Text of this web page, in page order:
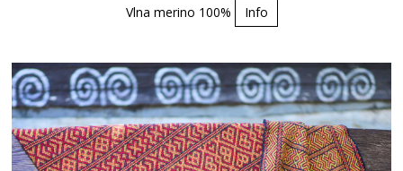
Vlna merino 100% Info